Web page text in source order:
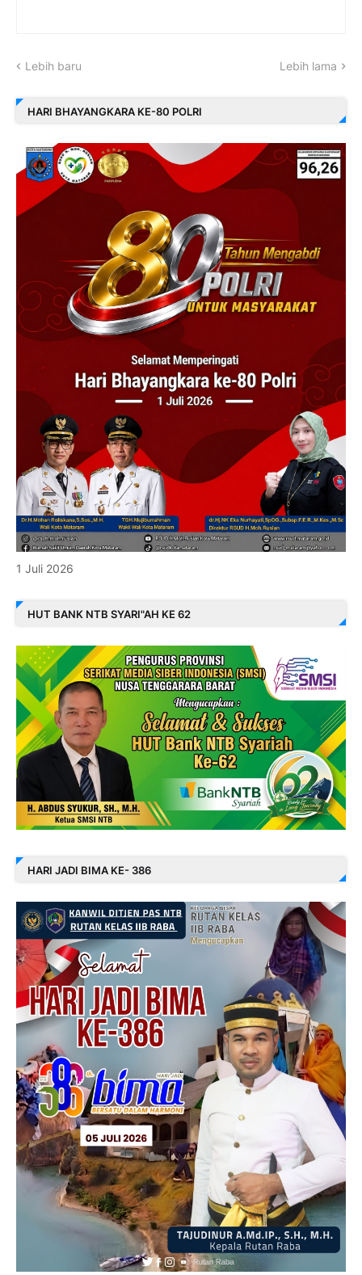
Lebih baru Lebih lama
HARI BHAYANGKARA KE-80 POLRI
1 Juli 2026
HUT BANK NTB SYARI"AH KE 62
HARI JADI BIMA KE- 386